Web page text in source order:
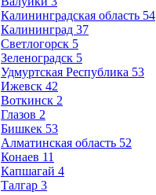
Калининградская область 54
Калининград 37
Светлогорск 5
Зеленоградск 5
Удмуртская Республика 53
Ижевск 42
Воткинск 2
Глазов 2
Бишкек 53
Алматинская область 52
Конаев 11
Капшагай 4
Талгар 3